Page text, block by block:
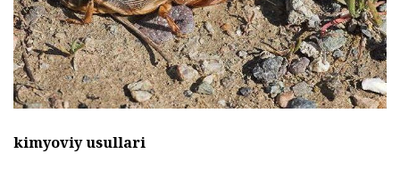
kimyoviy usullari